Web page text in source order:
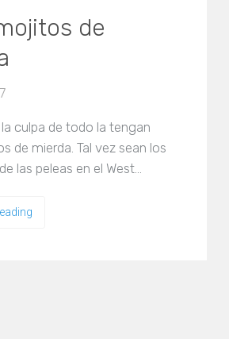
de
culpa de todo la tengan
de mierda. Tal vez sean los
las peleas en el West…